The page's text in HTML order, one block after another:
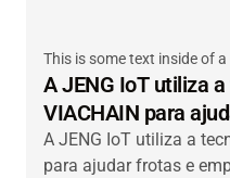
This is some text inside of
A JENG IoT utiliza
VIACHAIN para
de leasing a
A JENG IoT utiliza a
para ajudar frotas e